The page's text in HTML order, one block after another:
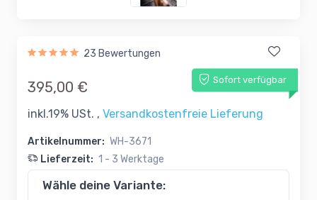
23 Bewertungen
Sofort verfügbar
395,00 €
inkl.19% USt. , Versandkostenfreie Lieferung
Artikelnummer: WH-3671
Lieferzeit: 1 - 3 Werktage
Wähle deine Variante: